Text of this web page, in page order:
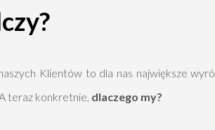
Klientów to dla nas największe
teraz konkretnie, dlaczego my?